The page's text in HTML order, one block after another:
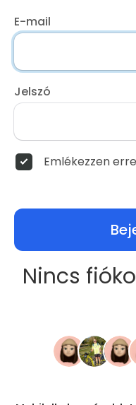
E-mail
Jelszó
Emlékezzen
Nincs